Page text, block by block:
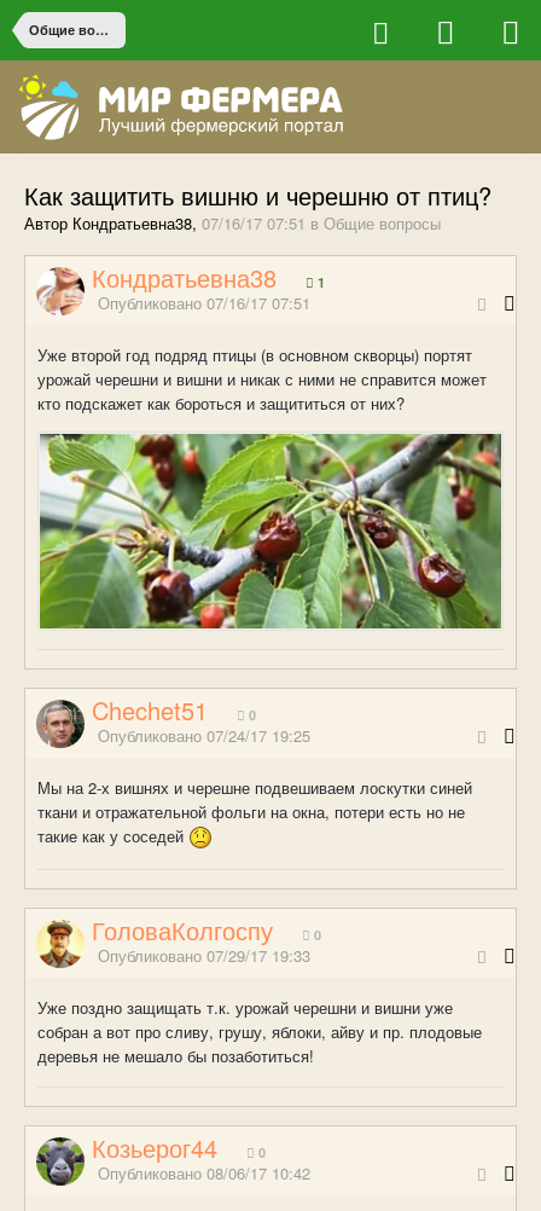
Общие вопросы
Как защитить вишню и черешню от птиц?
Автор Кондратьевна38, 07/16/17 07:51 в Общие вопросы
Кондратьевна38 1
Опубликовано 07/16/17 07:51
Уже второй год подряд птицы (в основном скворцы) портят
урожай черешни и вишни и никак с ними не справится может
кто подскажет как бороться и защититься от них?
Chechet51 0
Опубликовано 07/24/17 19:25
Мы на 2-х вишнях и черешне подвешиваем лоскутки синей
ткани и отражательной фольги на окна, потери есть но не
такие как у соседей
ГоловаКолгоспу 0
Опубликовано 07/29/17 19:33
Уже поздно защищать т.к. урожай черешни и вишни уже
собран а вот про сливу, грушу, яблоки, айву и пр. плодовые
деревья не мешало бы позаботиться!
Козьерог44 0
Опубликовано 08/06/17 10:42